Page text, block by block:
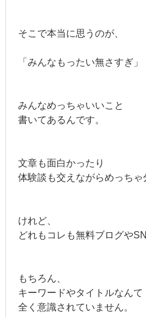
そこで本当に思うのが、
「みんなもったい無さすぎ」
みんなめっちゃいいこと
書いてあるんです。
文章も面白かったり
体験談も交えながらめっちゃ
けれど、
どれもコレも無料ブログや
もちろん、
キーワードやタイトルなんて
全く意識されていません。